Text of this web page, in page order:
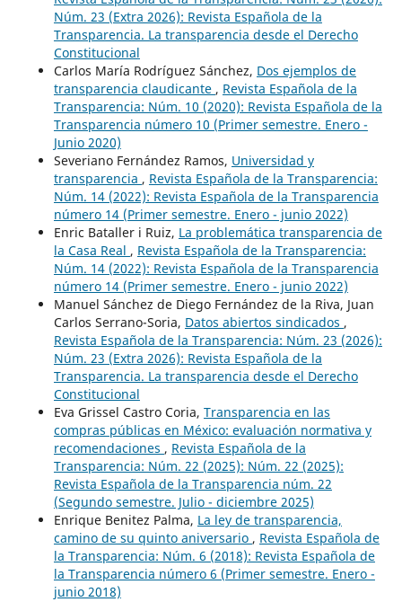
Núm. 23 (Extra 2026): Revista Española de la
Transparencia. La transparencia desde el Derecho
Constitucional
Carlos María Rodríguez Sánchez, Dos ejemplos de
transparencia claudicante , Revista Española de la
Transparencia: Núm. 10 (2020): Revista Española de la
Transparencia número 10 (Primer semestre. Enero -
Junio 2020)
Severiano Fernández Ramos, Universidad y
transparencia , Revista Española de la Transparencia:
Núm. 14 (2022): Revista Española de la Transparencia
número 14 (Primer semestre. Enero - junio 2022)
Enric Bataller i Ruiz, La problemática transparencia de
la Casa Real , Revista Española de la Transparencia:
Núm. 14 (2022): Revista Española de la Transparencia
número 14 (Primer semestre. Enero - junio 2022)
Manuel Sánchez de Diego Fernández de la Riva, Juan
Carlos Serrano-Soria, Datos abiertos sindicados ,
Revista Española de la Transparencia: Núm. 23 (2026):
Núm. 23 (Extra 2026): Revista Española de la
Transparencia. La transparencia desde el Derecho
Constitucional
Eva Grissel Castro Coria, Transparencia en las
compras públicas en México: evaluación normativa y
recomendaciones , Revista Española de la
Transparencia: Núm. 22 (2025): Núm. 22 (2025):
Revista Española de la Transparencia núm. 22
(Segundo semestre. Julio - diciembre 2025)
Enrique Benitez Palma, La ley de transparencia,
camino de su quinto aniversario , Revista Española de
la Transparencia: Núm. 6 (2018): Revista Española de
la Transparencia número 6 (Primer semestre. Enero -
junio 2018)